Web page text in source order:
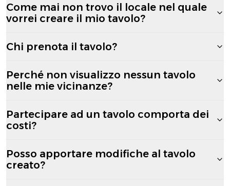
Come mai non trovo il locale nel quale
vorrei creare il mio tavolo?
Chi prenota il tavolo?
Perché non visualizzo nessun tavolo
nelle mie vicinanze?
Partecipare ad un tavolo comporta dei
costi?
Posso apportare modifiche al tavolo
creato?